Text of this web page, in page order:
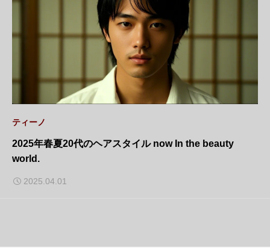
ティーノ
2025年春夏20代のヘアスタイル now In the beauty
world.
2025.04.01